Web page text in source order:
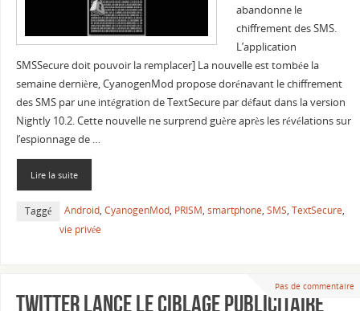
abandonne le
chiffrement des SMS.
L’application
SMSSecure doit pouvoir la remplacer] La nouvelle est tombée la
semaine dernière, CyanogenMod propose dorénavant le chiffrement
des SMS par une intégration de TextSecure par défaut dans la version
Nightly 10.2. Cette nouvelle ne surprend guère après les révélations sur
l’espionnage de …
Lire la suite
Taggé Android, CyanogenMod, PRISM, smartphone, SMS, TextSecure,
vie privée
Pas de commentaire
Twitter lance le ciblage publicitaire